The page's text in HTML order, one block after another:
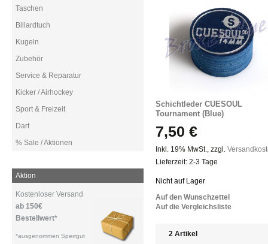
Schichtleder CUESOUL
Tournament (Blue)
7,50 €
Inkl. 19% MwSt., zzgl.
Lieferzeit: 2-3 Tage
Nicht auf Lager
Auf den Wunschzettel
Auf die Vergleichsliste
2 Artikel
Taschen
Billardtuch
Kugeln
Zubehör
Service & Reparatur
Kicker / Airhockey
Sport & Freizeit
Dart
% Sale / Aktionen
Aktion
Kostenloser Versand
ab 150€
Bestellwert*
*ausgenommen Sperrgut